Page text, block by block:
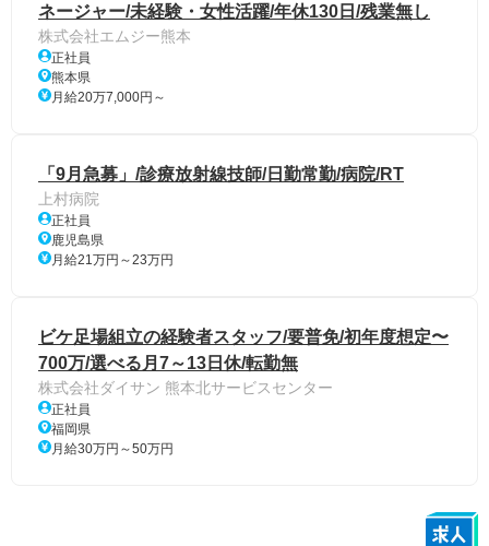
ネージャー/未経験・女性活躍/年休130日/残業無し
株式会社エムジー熊本
正社員
熊本県
月給20万7,000円～
「9月急募」/診療放射線技師/日勤常勤/病院/RT
上村病院
正社員
鹿児島県
月給21万円～23万円
ビケ足場組立の経験者スタッフ/要普免/初年度想定〜
700万/選べる月7～13日休/転勤無
株式会社ダイサン 熊本北サービスセンター
正社員
福岡県
月給30万円～50万円